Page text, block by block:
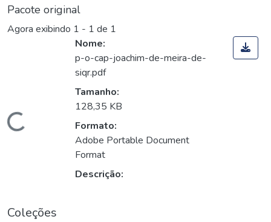
Pacote original
Agora exibindo 1 - 1 de 1
Carregando...
Nome:
p-o-cap-joachim-de-meira-de-
siqr.pdf
Tamanho:
128,35 KB
Formato:
Adobe Portable Document
Format
Descrição:
Coleções